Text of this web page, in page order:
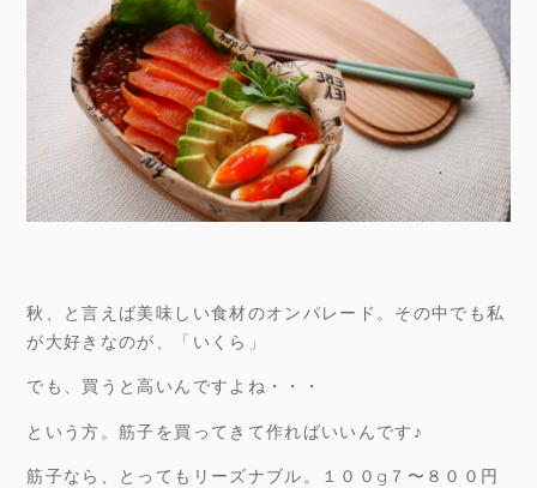
秋、と言えば美味しい食材のオンパレード。その中でも私
が大好きなのが、「いくら」
でも、買うと高いんですよね・・・
という方。筋子を買ってきて作ればいいんです♪
筋子なら、とってもリーズナブル。１００g７〜８００円